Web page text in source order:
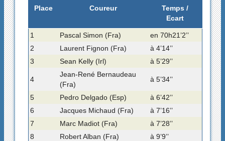
Place Coureur
Temps /
Ecart
1 Pascal Simon (Fra)
en 70h21’2’’
2
Laurent Fignon (Fra)
à 4’14’’
3
Sean Kelly (Irl) à 5’29’’
4
Jean-René Bernaudeau
(Fra)
à 5’34’’
5 Pedro Delgado (Esp)
à 6’42’’
6
Jacques Michaud (Fra)
à 7’16’’
7
Marc Madiot (Fra)
à 7’28’’
8
Robert Alban (Fra) à 9’9’’